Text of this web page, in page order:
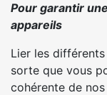
Pour garantir
appareils
Lier les
sorte que vous
cohérente de